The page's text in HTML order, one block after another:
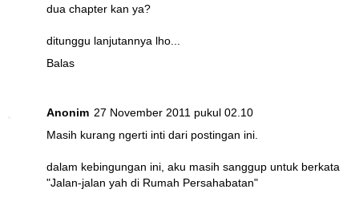
dua chapter kan ya?
ditunggu lanjutannya lho...
Balas
Anonim 27 November 2011 pukul 02.10
Masih kurang ngerti inti dari postingan ini.
dalam kebingungan ini, aku masih sanggup untuk berkata
"Jalan-jalan yah di Rumah Persahabatan"